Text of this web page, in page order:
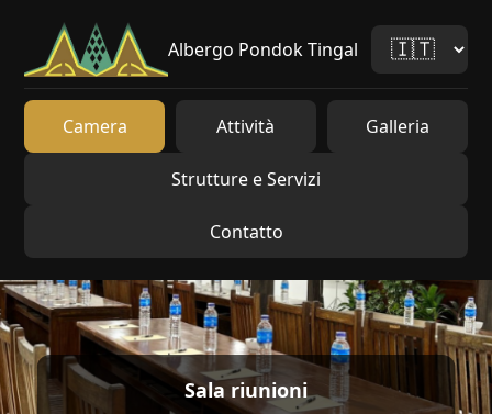
Albergo Pondok Tingal
Camera Attività Galleria
Strutture e Servizi
Contatto
Sala riunioni